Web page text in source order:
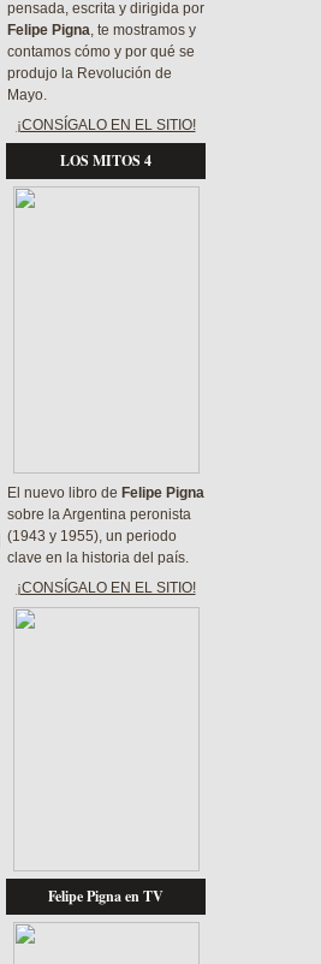
pensada, escrita y dirigida por
Felipe Pigna, te mostramos y
contamos cómo y por qué se
produjo la Revolución de
Mayo.
¡CONSÍGALO EN EL SITIO!
LOS MITOS 4
El nuevo libro de Felipe Pigna
sobre la Argentina peronista
(1943 y 1955), un periodo
clave en la historia del país.
¡CONSÍGALO EN EL SITIO!
Felipe Pigna en TV